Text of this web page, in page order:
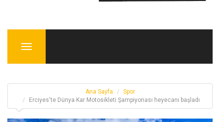
Menu
Ana Sayfa
Spor
Erciyes'te Dünya Kar Motosikleti Şampiyonası heyecanı başladı